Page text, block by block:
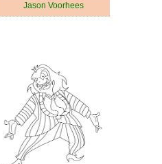
Jason Voorhees